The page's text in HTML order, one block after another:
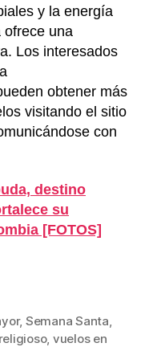
y la energía
ofrece una
Los interesados
obtener más
visitando el sitio
con
destino
su
[FOTOS]
, Semana Santa
, vuelos en